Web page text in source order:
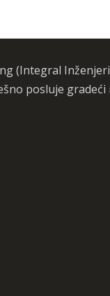
(Integral
posluje